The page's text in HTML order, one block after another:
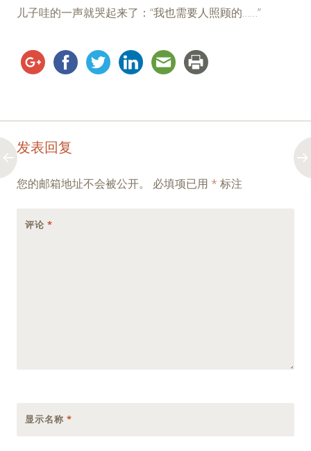
儿子哇的一声就哭起来了：“我也需要人照顾的……”
Post
navigation
发表回复
您的邮箱地址不会被公开。 必填项已用 * 标注
评论 *
显示名称 *